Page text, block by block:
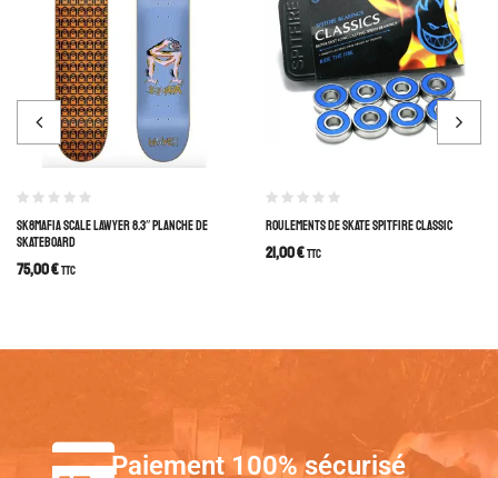
SK8MAFIA SCALE LAWYER 8.3″ PLANCHE DE
SKATEBOARD
75,00€TTC
ROULEMENTS DE SKATE SPITFIRE CLASSIC
21,00€TTC
Paiement 100% sécurisé